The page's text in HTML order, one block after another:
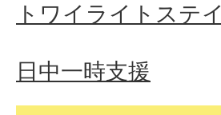
トワイライトステイ
日中一時支援